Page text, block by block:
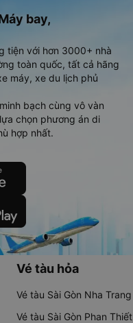
bay,
tiện với hơn 3000+ nhà
toàn quốc, tất cả hãng
máy, xe du lịch phủ
bạch cùng vô vàn
chọn phương án di
hợp nhất.
Vé tàu hỏa
Vé tàu Sài Gòn Nha Trang
Vé tàu Sài Gòn Phan Thiết